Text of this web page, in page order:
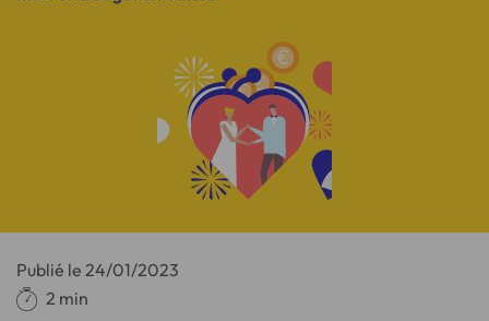
Publié le 24/01/2023
2 min